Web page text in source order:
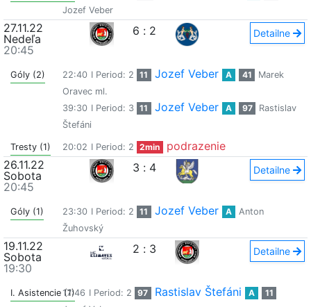
Jozef Veber
27.11.22
Nedeľa
20:45
6 : 2 Detailne
Góly (2) 22:40 I Period: 2 11 Jozef Veber A 41
Marek
Oravec ml.
39:30 I Period: 3 11 Jozef Veber A 97
Rastislav
Štefáni
Tresty (1) 20:02 I Period: 2 2min
podrazenie
26.11.22
Sobota
20:45
3 : 4 Detailne
Góly (1) 23:30 I Period: 2 11 Jozef Veber A
Anton
Žuhovský
19.11.22
Sobota
19:30
2 : 3 Detailne
I. Asistencie (1)17:46 I Period: 2 97 Rastislav Štefáni A
11